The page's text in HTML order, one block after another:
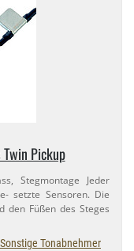
Pickup
Stegmontage Jeder
setzte Sensoren. Die
den Füßen des Steges
Tonabnehmer